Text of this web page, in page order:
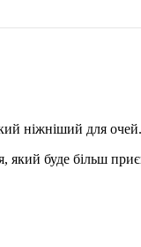
ніжніший для очей.
який буде більш